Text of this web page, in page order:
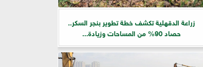
زراعة الدقهلية تكشف خطة تطوير بنجر السكر..
حصاد 90% من المساحات وزيادة...